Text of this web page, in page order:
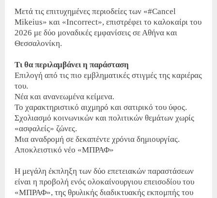
Μετά τις επιτυχημένες περιοδείες των «#Cancel
Mikeius» και «Incorrect», επιστρέφει το καλοκαίρι του
2026 με δύο μοναδικές εμφανίσεις σε Αθήνα και
Θεσσαλονίκη.
Τι θα περιλαμβάνει η παράσταση
Επιλογή από τις πιο εμβληματικές στιγμές της καριέρας
του.
Νέα και ανανεωμένα κείμενα.
Το χαρακτηριστικό αιχμηρό και σατιρικό του ύφος.
Σχολιασμό κοινωνικών και πολιτικών θεμάτων χωρίς
«ασφαλείς» ζώνες.
Μια αναδρομή σε δεκαπέντε χρόνια δημιουργίας.
Αποκλειστικό νέο «ΜΠΡΑΦ»
Η μεγάλη έκπληξη των δύο επετειακών παραστάσεων
είναι η προβολή ενός ολοκαίνουργιου επεισοδίου του
«ΜΠΡΑΦ», της θρυλικής διαδικτυακής εκπομπής του